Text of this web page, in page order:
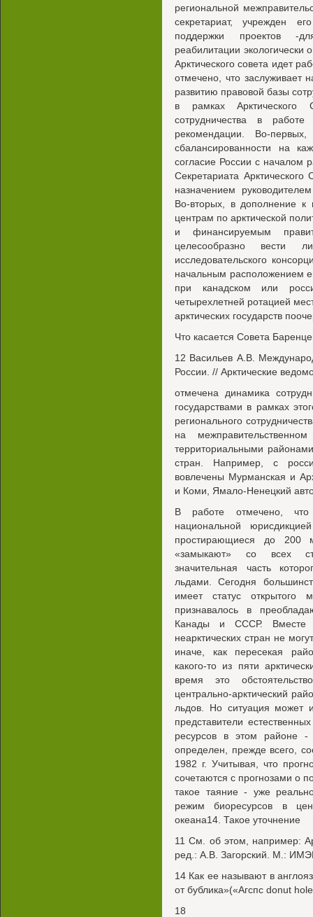
региональной
секретариат, учрежден
поддержки проектов -
реабилитации экологически
Арктического совета идет
отмечено, что заслуживает
развитию правовой базы
в рамках Арктического
сотрудничества в
рекомендации. Во-
сбалансированности на
согласие России с началом
Секретариата
назначением
Во-вторых, в дополнение
центрам по арктической
и финансируемым
целесообразно вести
исследовательского
начальным расположением
при канадском или
четырехлетней ротацией
арктических государств
Что касается Совета
12 Васильев A.B.
России. // Арктические
отмечена динамика
государствами в рамках
регионального
на
территориальными
стран. Например, с
вовлечены Мурманская и
и Коми, Ямало-Ненецкий
В работе отмечено,
национальной
простирающиеся до 200
«замыкают» со всех
значительная часть
льдами. Сегодня
имеет статус
признавалось в
Канады и СССР. Вместе
неарктических стран не
иначе, как пересекая
какого-то из пяти
время это
центрально-арктический
льдов. Но ситуация может
представители
ресурсов в этом районе
определен, прежде всего,
1982 г. Учитывая, что
сочетаются с прогнозами о
такое таяние - уже
режим биоресурсов в
океана14. Такое уточнение
11 См. об этом, например:
ред.: A.B. Загорский. М.:
14 Как ее называют в
от бублика»(«Агспс donut
18